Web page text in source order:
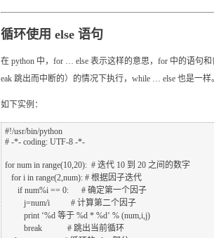
循环使用 else 语句
在 python 中，for … else 表示这样的意思，for 中的语句
eak 跳出而中断的）的情况下执行，while … else 也是一样。
如下实例：
#!/usr/bin/python
# -*- coding: UTF-8 -*-
for num in range(10,20):  # 迭代 10 到 20 之间的数字